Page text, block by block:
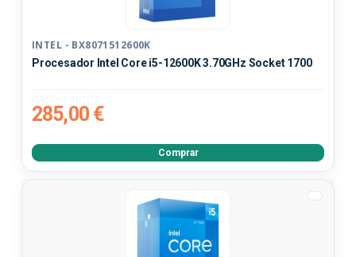
INTEL - BX8071512600K
Procesador Intel Core i5-12600K 3.70GHz Socket 1700
285,00 €
Comprar